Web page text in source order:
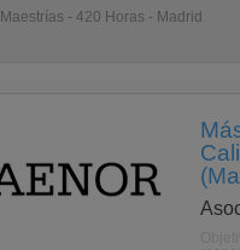
Maestrías - 420 Horas - Madrid